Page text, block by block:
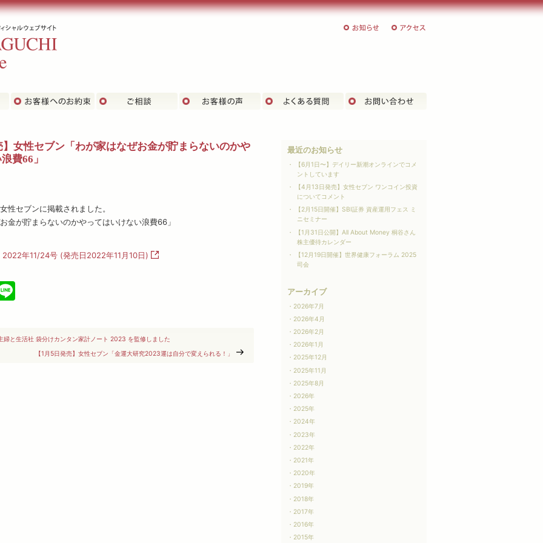
主な実績 お客さまへのお約束 ご相談 お客様の声 よくある質問
お知らせ
】女性セブン「わが家はなぜお金が貯まらないのかや
費66」
性セブンに掲載されました。
金が貯まらないのかやってはいけない浪費66」
2022年11/24号 (発売日2022年11月10日)
婦と生活社 袋分けカンタン家計ノート 2023 を監修しました
【1月5日発売】女性セブン「金運大研究2023運は自分で変えられる！」
最近のお知らせ
【6月1日〜】デイリー新潮オンラインでコメ
ントしています
【4月13日発売】女性セブン ワンコイン投資
についてコメント
【2月15日開催】SBI証券 資産運用フェス ミ
ニセミナー
【1月31日公開】All About Money 桐谷さん
株主優待カレンダー
【12月19日開催】世界健康フォーラム 2025
司会
アーカイブ
2026年7月
2026年4月
2026年2月
2026年1月
2025年12月
2025年11月
2025年8月
2026年
2025年
2024年
2023年
2022年
2021年
2020年
2019年
2018年
2017年
2016年
2015年